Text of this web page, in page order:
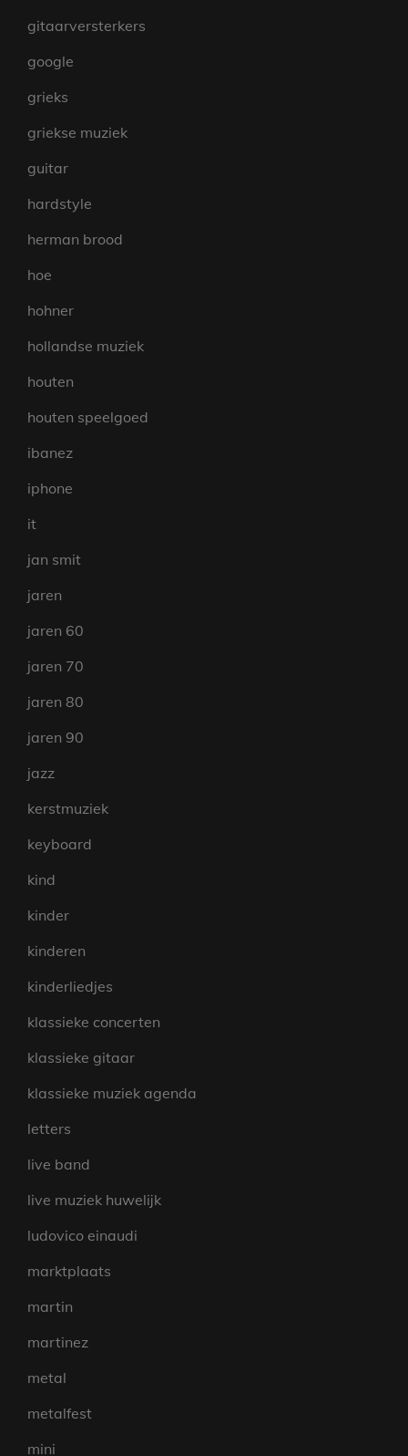
gitaarversterkers
google
grieks
griekse muziek
guitar
hardstyle
herman brood
hoe
hohner
hollandse muziek
houten
houten speelgoed
ibanez
iphone
it
jan smit
jaren
jaren 60
jaren 70
jaren 80
jaren 90
jazz
kerstmuziek
keyboard
kind
kinder
kinderen
kinderliedjes
klassieke concerten
klassieke gitaar
klassieke muziek agenda
letters
live band
live muziek huwelijk
ludovico einaudi
marktplaats
martin
martinez
metal
metalfest
mini